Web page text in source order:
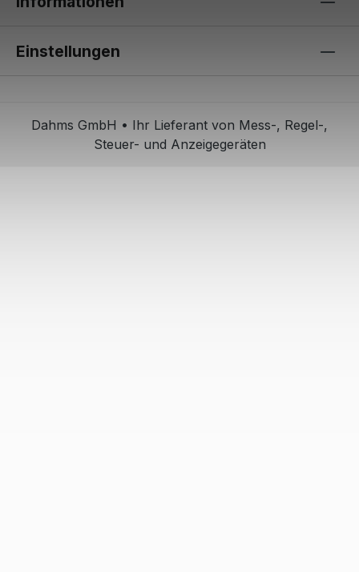
Einstellungen
Dahms GmbH • Ihr Lieferant von Mess-, Regel-,
Steuer- und Anzeigegeräten